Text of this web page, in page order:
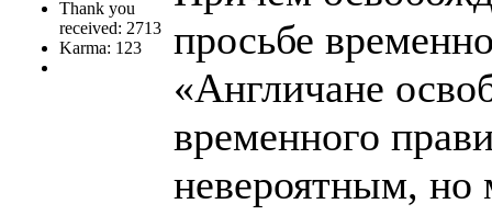
Thank you
received: 2713
Karma: 123
просьбе
«Англичане
временного
невероятным, но